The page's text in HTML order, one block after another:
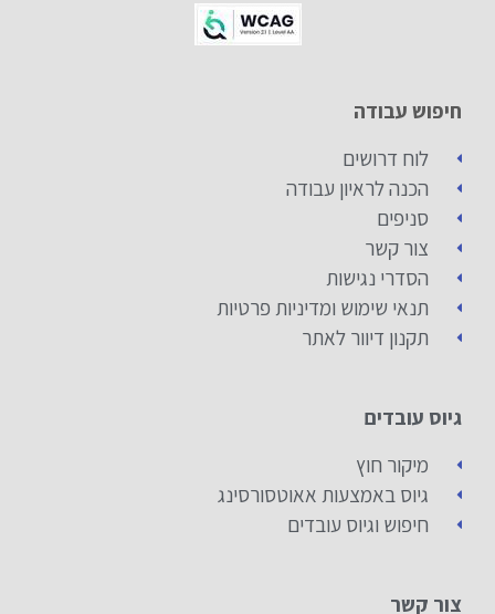
חיפוש עבודה
לוח דרושים
הכנה לראיון עבודה
סניפים
צור קשר
הסדרי נגישות
תנאי שימוש ומדיניות פרטיות
תקנון דיוור לאתר
גיוס עובדים
מיקור חוץ
גיוס באמצעות אאוטסורסינג
חיפוש וגיוס עובדים
צור קשר